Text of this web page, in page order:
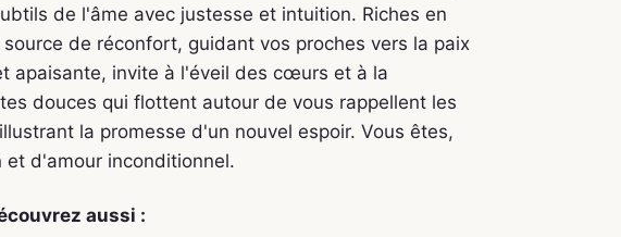
de l'âme avec justesse et intuition. Riches en
de réconfort, guidant vos proches vers la paix
apaisante, invite à l'éveil des cœurs et à la
douces qui flottent autour de vous rappellent les
la promesse d'un nouvel espoir. Vous êtes,
d'amour inconditionnel.
aussi :